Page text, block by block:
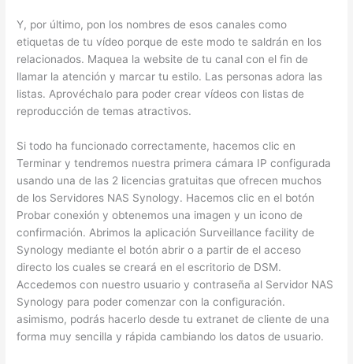
Y, por último, pon los nombres de esos canales como
etiquetas de tu vídeo porque de este modo te saldrán en los
relacionados. Maquea la website de tu canal con el fin de
llamar la atención y marcar tu estilo. Las personas adora las
listas. Aprovéchalo para poder crear vídeos con listas de
reproducción de temas atractivos.
Si todo ha funcionado correctamente, hacemos clic en
Terminar y tendremos nuestra primera cámara IP configurada
usando una de las 2 licencias gratuitas que ofrecen muchos
de los Servidores NAS Synology. Hacemos clic en el botón
Probar conexión y obtenemos una imagen y un icono de
confirmación. Abrimos la aplicación Surveillance facility de
Synology mediante el botón abrir o a partir de el acceso
directo los cuales se creará en el escritorio de DSM.
Accedemos con nuestro usuario y contraseña al Servidor NAS
Synology para poder comenzar con la configuración.
asimismo, podrás hacerlo desde tu extranet de cliente de una
forma muy sencilla y rápida cambiando los datos de usuario.